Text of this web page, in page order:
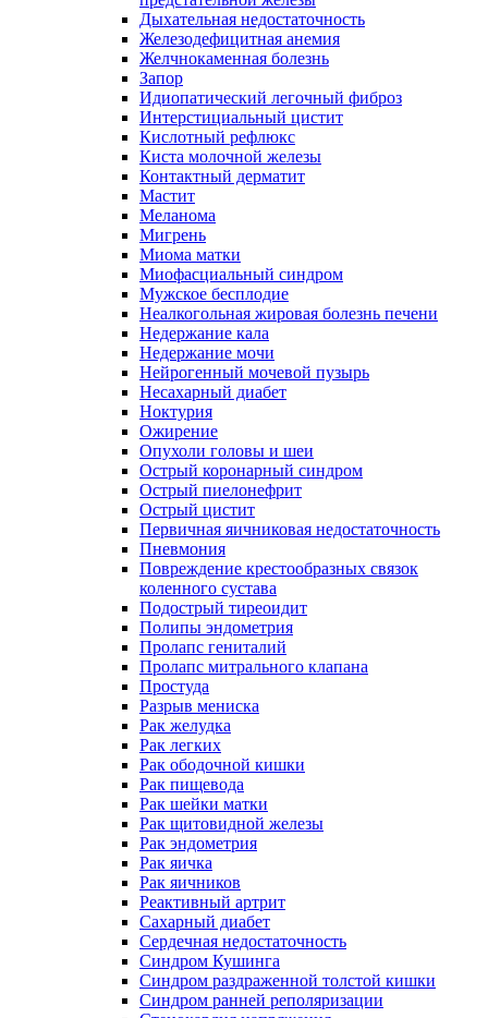
Дыхательная недостаточность
Железодефицитная анемия
Желчнокаменная болезнь
Запор
Идиопатический легочный фиброз
Интерстициальный цистит
Кислотный рефлюкс
Киста молочной железы
Контактный дерматит
Мастит
Меланома
Мигрень
Миома матки
Миофасциальный синдром
Мужское бесплодие
Неалкогольная жировая болезнь печени
Недержание кала
Недержание мочи
Нейрогенный мочевой пузырь
Несахарный диабет
Ноктурия
Ожирение
Опухоли головы и шеи
Острый коронарный синдром
Острый пиелонефрит
Острый цистит
Первичная яичниковая недостаточность
Пневмония
Повреждение крестообразных связок
коленного сустава
Подострый тиреоидит
Полипы эндометрия
Пролапс гениталий
Пролапс митрального клапана
Простуда
Разрыв мениска
Рак желудка
Рак легких
Рак ободочной кишки
Рак пищевода
Рак шейки матки
Рак щитовидной железы
Рак эндометрия
Рак яичка
Рак яичников
Реактивный артрит
Сахарный диабет
Сердечная недостаточность
Синдром Кушинга
Синдром раздраженной толстой кишки
Синдром ранней реполяризации